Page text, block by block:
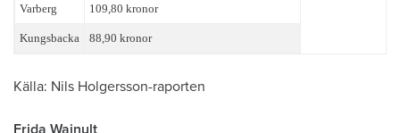
Varberg 109,80 kronor
Kungsbacka 88,90 kronor
Källa: Nils Holgersson-raporten
Frida Wainult